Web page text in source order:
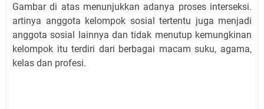
Gambar di atas menunjukkan adanya proses interseksi.
artinya anggota kelompok sosial tertentu juga menjadi
anggota sosial lainnya dan tidak menutup kemungkinan
kelompok itu terdiri dari berbagai macam suku, agama,
kelas dan profesi.